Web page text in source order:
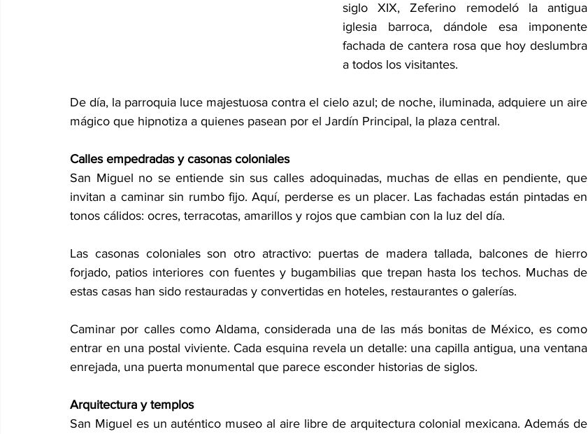
siglo XIX, Zeferino remodeló la antigua
iglesia barroca, dándole esa imponente
fachada de cantera rosa que hoy deslumbra
a todos los visitantes.
De día, la parroquia luce majestuosa contra el cielo azul; de noche, iluminada, adquiere un aire
mágico que hipnotiza a quienes pasean por el Jardín Principal, la plaza central.
Calles empedradas y casonas coloniales
San Miguel no se entiende sin sus calles adoquinadas, muchas de ellas en pendiente, que
invitan a caminar sin rumbo fijo. Aquí, perderse es un placer. Las fachadas están pintadas en
tonos cálidos: ocres, terracotas, amarillos y rojos que cambian con la luz del día.
Las casonas coloniales son otro atractivo: puertas de madera tallada, balcones de hierro
forjado, patios interiores con fuentes y bugambilias que trepan hasta los techos. Muchas de
estas casas han sido restauradas y convertidas en hoteles, restaurantes o galerías.
Caminar por calles como Aldama, considerada una de las más bonitas de México, es como
entrar en una postal viviente. Cada esquina revela un detalle: una capilla antigua, una ventana
enrejada, una puerta monumental que parece esconder historias de siglos.
Arquitectura y templos
San Miguel es un auténtico museo al aire libre de arquitectura colonial mexicana. Además de